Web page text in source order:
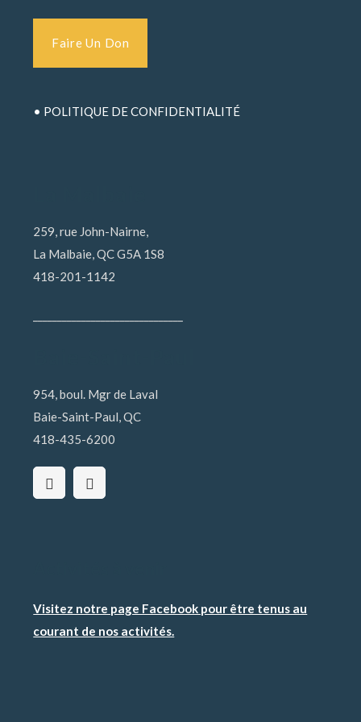
Faire Un Don
• POLITIQUE DE CONFIDENTIALITÉ
259, rue John-Nairne,
La Malbaie, QC G5A 1S8
418-201-1142
954, boul. Mgr de Laval
Baie-Saint-Paul, QC
418-435-6200
Visitez notre page Facebook pour être tenus au
courant de nos activités.